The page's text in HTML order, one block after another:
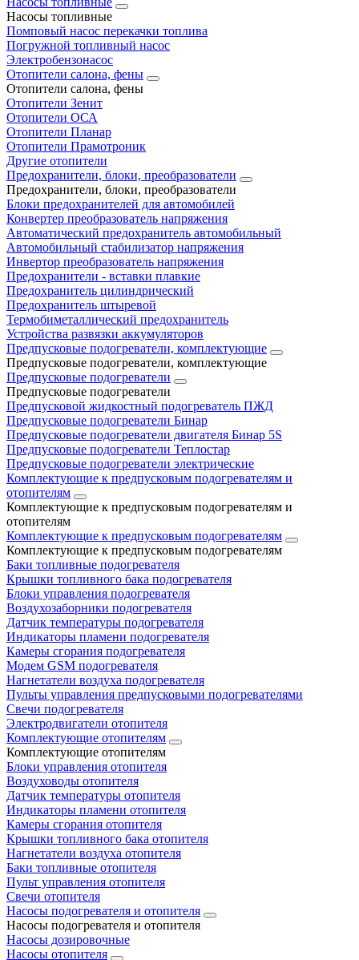
Насосы топливные
Помповый насос перекачки топлива
Погружной топливный насос
Электробензонасос
Отопители салона, фены
Отопители салона, фены
Отопители Зенит
Отопители ОСА
Отопители Планар
Отопители Прамотроник
Другие отопители
Предохранители, блоки, преобразователи
Предохранители, блоки, преобразователи
Блоки предохранителей для автомобилей
Конвертер преобразователь напряжения
Автоматический предохранитель автомобильный
Автомобильный стабилизатор напряжения
Инвертор преобразователь напряжения
Предохранители - вставки плавкие
Предохранитель цилиндрический
Предохранитель штыревой
Термобиметаллический предохранитель
Устройства развязки аккумуляторов
Предпусковые подогреватели, комплектующие
Предпусковые подогреватели, комплектующие
Предпусковые подогреватели
Предпусковые подогреватели
Предпусковой жидкостный подогреватель ПЖД
Предпусковые подогреватели Бинар
Предпусковые подогреватели двигателя Бинар 5S
Предпусковые подогреватели Теплостар
Предпусковые подогреватели электрические
Комплектующие к предпусковым подогревателям и
отопителям
Комплектующие к предпусковым подогревателям и
отопителям
Комплектующие к предпусковым подогревателям
Комплектующие к предпусковым подогревателям
Баки топливные подогревателя
Крышки топливного бака подогревателя
Блоки управления подогревателя
Воздухозаборники подогревателя
Датчик температуры подогревателя
Индикаторы пламени подогревателя
Камеры сгорания подогревателя
Модем GSM подогревателя
Нагнетатели воздуха подогревателя
Пульты управления предпусковыми подогревателями
Свечи подогревателя
Электродвигатели отопителя
Комплектующие отопителям
Комплектующие отопителям
Блоки управления отопителя
Воздуховоды отопителя
Датчик температуры отопителя
Индикаторы пламени отопителя
Камеры сгорания отопителя
Крышки топливного бака отопителя
Нагнетатели воздуха отопителя
Баки топливные отопителя
Пульт управления отопителя
Свечи отопителя
Насосы подогревателя и отопителя
Насосы подогревателя и отопителя
Насосы дозировочные
Насосы отопителя